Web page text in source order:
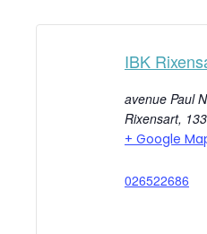
IBK
avenue Paul
Rixensart,
+ Google
026522686